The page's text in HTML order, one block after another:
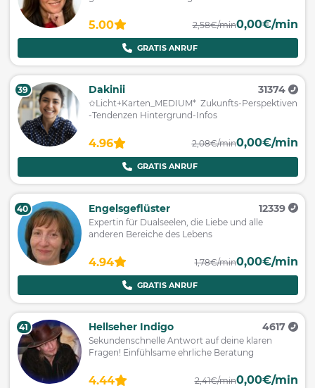
5.00 2,58€/min0,00€/min
GRATIS ANRUF
39 Dakinii 31374
✩Licht+Karten_MEDIUM* Zukunfts-Perspektiven
-Tendenzen Hintergrund-Infos
4.96 2,08€/min0,00€/min
GRATIS ANRUF
40 Engelsgeflüster 12339
Expertin für Dualseelen, die Liebe und alle
anderen Bereiche des Lebens
4.94 1,78€/min0,00€/min
GRATIS ANRUF
41 Hellseher Indigo 4617
Sekundenschnelle Antwort auf deine klaren
Fragen! Einfühlsame ehrliche Beratung
4.44 2,41€/min0,00€/min